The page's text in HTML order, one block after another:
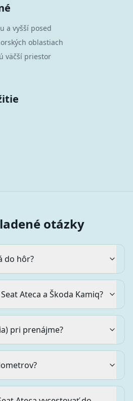
a vyšší posed
oblastiach
väčší priestor
otázky
do hôr?
Ateca a Škoda Kamiq?
pri prenájme?